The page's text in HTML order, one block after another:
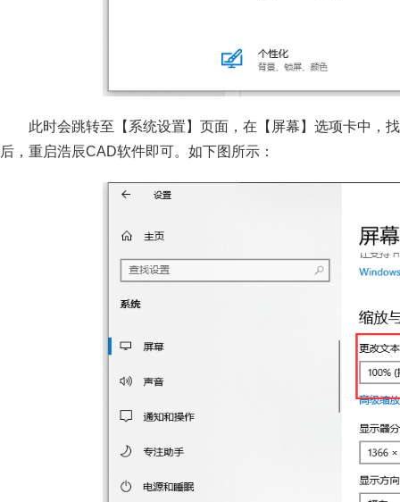
此时会跳转至【系统设置】页面，在【屏幕】选项卡中，
后，重启浩辰CAD软件即可。如下图所示：